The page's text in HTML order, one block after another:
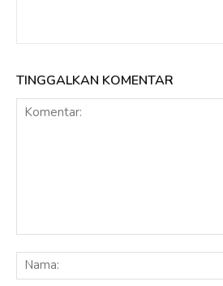
TINGGALKAN KOMENTAR